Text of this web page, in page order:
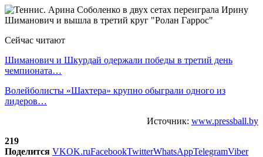
Сейчас читают
Шиманович и Шкурдай одержали победы в третий день
чемпионата…
Волейболисты «Шахтера» крупно обыграли одного из
лидеров…
Источник: www.pressball.by
219
Поделится VKOK.ruFacebookTwitterWhatsAppTelegramViber